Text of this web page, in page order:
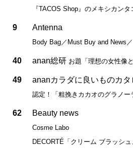
『TACOS Shop』のメキシカンタ
9 Antenna
Body Bag／Must Buy and News
40 anan総研 お題「理想の女性像と
49 ananカラダに良いものカタ
認定！「粗挽きカカオのグラノー
62 Beauty news
Cosme Labo
DECORTÉ「クリーム ブラッシュ